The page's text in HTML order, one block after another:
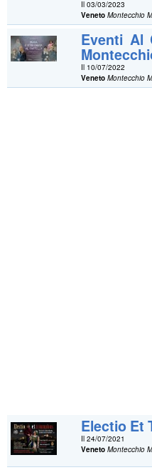
Il 03/03/2023
Veneto Montecchio
Eventi Al
Il 10/07/2022
Veneto Montecchio
Electio Et
Il 24/07/2021
Veneto Montecchio